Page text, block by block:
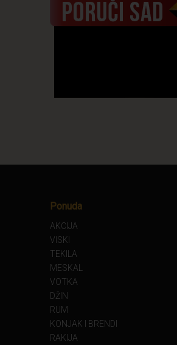
Ponuda
AKCIJA
VISKI
TEKILA
MESKAL
VOTKA
DŽIN
RUM
KONJAK I BRENDI
RAKIJA